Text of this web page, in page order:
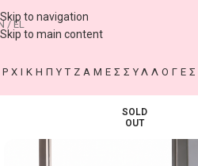
Skip to navigation
Skip to main content
/ EL
ΠΥΤΖΑΜΕΣ ΣΥΛΛΟΓΕΣ
SOLD
OUT